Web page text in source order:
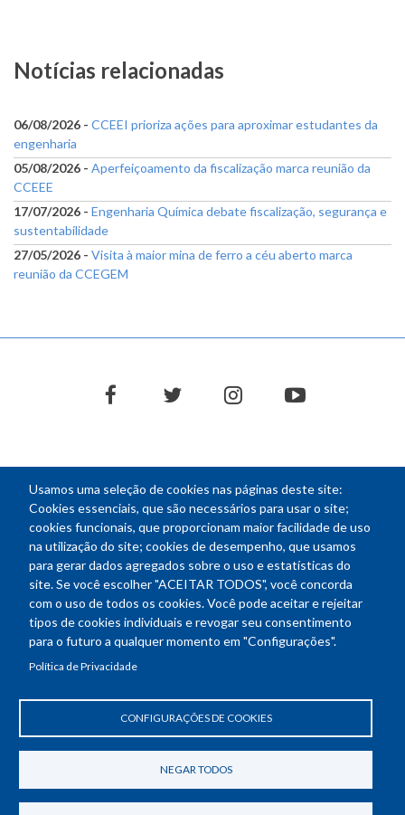
Usamos uma seleção de cookies nas páginas deste site:
Cookies essenciais, que são necessários para usar o site;
cookies funcionais, que proporcionam maior facilidade de uso
na utilização do site; cookies de desempenho, que usamos
para gerar dados agregados sobre o uso e estatísticas do
site. Se você escolher "ACEITAR TODOS", você concorda
com o uso de todos os cookies. Você pode aceitar e rejeitar
tipos de cookies individuais e revogar seu consentimento
para o futuro a qualquer momento em "Configurações".
Política de Privacidade
CONFIGURAÇÕES DE COOKIES
NEGAR TODOS
Notícias relacionadas
06/08/2026 - CCEEI prioriza ações para aproximar estudantes da
engenharia
05/08/2026 - Aperfeiçoamento da fiscalização marca reunião da
CCEEE
17/07/2026 - Engenharia Química debate fiscalização, segurança e
sustentabilidade
27/05/2026 - Visita à maior mina de ferro a céu aberto marca
reunião da CCEGEM
facebooktwitter instagramyoutube
NEWSLETTER
Endereço: SEPN 508, Bloco A
70740-541 - Brasília-DF
Horário de funcionamento: das 8h30 às 18h30
Política de Privacidade
Revogar consentimento de cookies